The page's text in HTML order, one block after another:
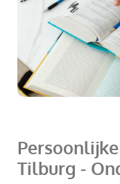
Tilburg -